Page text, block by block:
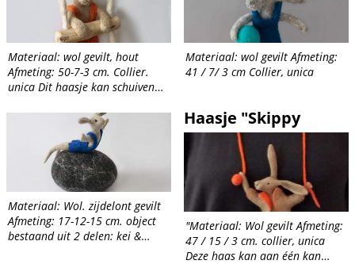
Materiaal: wol gevilt, hout
Afmeting: 50-7-3 cm. Collier.
unica Dit haasje kan schuiven
Materiaal: wol gevilt Afmeting:
41 / 7/ 3 cm Collier, unica
Materiaal: Wol. zijdelont gevilt
Afmeting: 17-12-15 cm. object
bestaand uit 2 delen: kei &
Haasje "Skippy
"Materiaal: Wol gevilt Afmeting:
47 / 15 / 3 cm. collier, unica
Deze haas kan aan één kan